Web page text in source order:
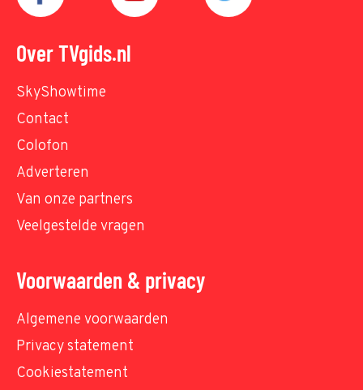
Over TVgids.nl
SkyShowtime
Contact
Colofon
Adverteren
Van onze partners
Veelgestelde vragen
Voorwaarden & privacy
Algemene voorwaarden
Privacy statement
Cookiestatement